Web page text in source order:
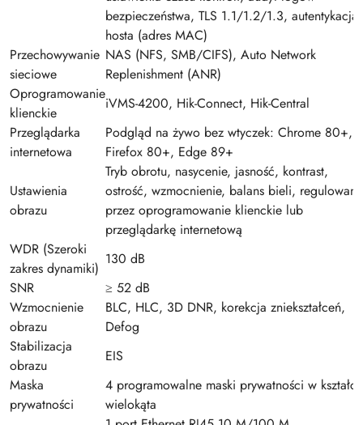
bezpieczeństwa, TLS 1.1/1.2/1.3, autentykacja
hosta (adres MAC)
Przechowywanie
sieciowe
NAS (NFS, SMB/CIFS), Auto Network
Replenishment (ANR)
Oprogramowanie
klienckie
iVMS-4200, Hik-Connect, Hik-Central
Przeglądarka
internetowa
Podgląd na żywo bez wtyczek: Chrome 80+,
Firefox 80+, Edge 89+
Ustawienia
obrazu
Tryb obrotu, nasycenie, jasność, kontrast,
ostrość, wzmocnienie, balans bieli, regulowane
przez oprogramowanie klienckie lub
przeglądarkę internetową
WDR (Szeroki
zakres dynamiki)
130 dB
SNR
≥ 52 dB
Wzmocnienie
obrazu
BLC, HLC, 3D DNR, korekcja zniekształceń,
Defog
Stabilizacja
obrazu
EIS
Maska
prywatności
4 programowalne maski prywatności w
wielokąta